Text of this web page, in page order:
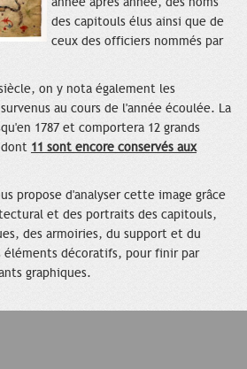
des capitouls élus ainsi que de
ceux des officiers nommés par
on y nota également les
au cours de l'année écoulée. La
1787 et comportera 12 grands
11 sont encore conservés aux
propose d'analyser cette image grâce
et des portraits des capitouls,
des armoiries, du support et du
décoratifs, pour finir par
graphiques.